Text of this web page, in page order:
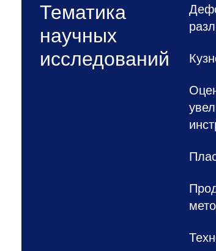
Тематика
научных
исследований